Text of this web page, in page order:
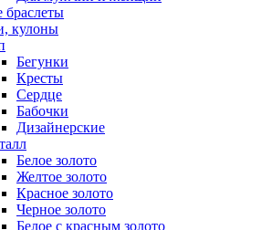
браслеты
кулоны
Бегунки
Кресты
Сердце
Бабочки
Дизайнерские
Белое золото
Желтое золото
Красное золото
Черное золото
Белое с красным золото